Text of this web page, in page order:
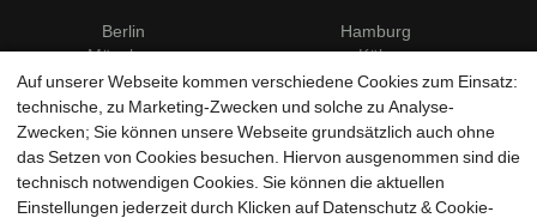
Berlin
München
Frankfurt am Main
Düsseldorf
Essen
Dresden
Hannover
Duisburg
Hamburg
Köln
Stuttgart
Dortmund
Bremen
Leipzig
Nürnberg
Bochum
Auf unserer Webseite kommen verschiedene Cookies zum Einsatz:
technische, zu Marketing-Zwecken und solche zu Analyse-
Zwecken; Sie können unsere Webseite grundsätzlich auch ohne
das Setzen von Cookies besuchen. Hiervon ausgenommen sind die
technisch notwendigen Cookies. Sie können die aktuellen
Einstellungen jederzeit durch Klicken auf Datenschutz & Cookie-